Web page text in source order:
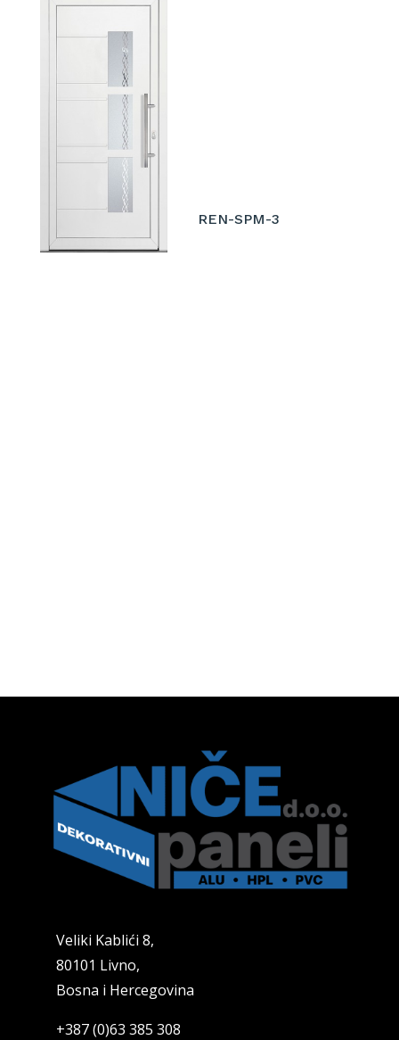
REN-SPM-3
Veliki Kablići 8,
80101 Livno,
Bosna i Hercegovina
+387 (0)63 385 308